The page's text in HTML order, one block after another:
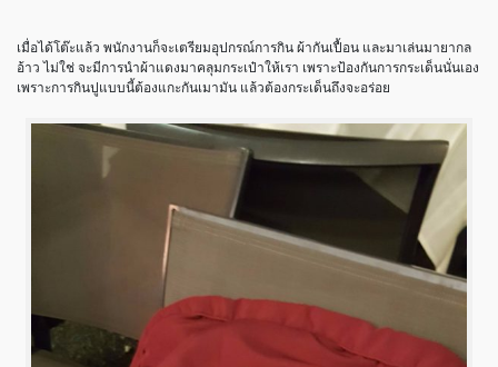
เมื่อได้โต๊ะแล้ว พนักงานก็จะเตรียมอุปกรณ์การกิน ผ้ากันเปื้อน และมาเล่นมายากล
อ้าว ไม่ใช่ จะมีการนำผ้าแดงมาคลุมกระเป๋าให้เรา เพราะป้องกันการกระเด็นนั่นเอง
เพราะการกินปูแบบนี้ต้องแกะกันเมามัน แล้วต้องกระเด็นถึงจะอร่อย